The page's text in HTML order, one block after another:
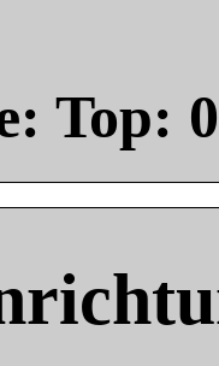
Top: 0